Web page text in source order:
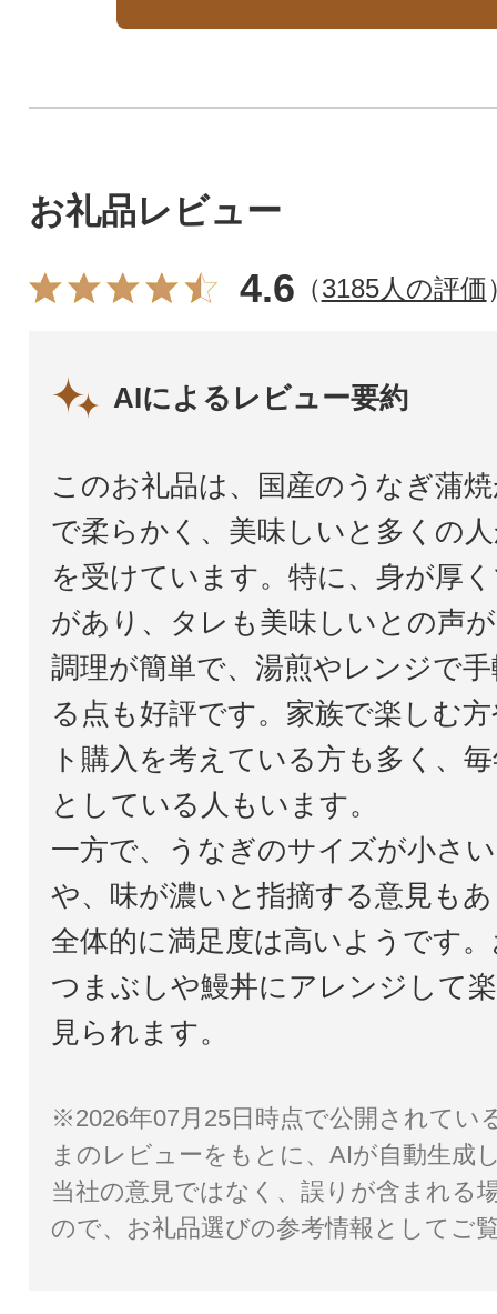
お礼品レビュー
4.6 （3185人の評価
AIによるレビュー要約
このお礼品は、国産のうなぎ蒲
で柔らかく、美味しいと多くの
を受けています。特に、身が厚
があり、タレも美味しいとの声
調理が簡単で、湯煎やレンジで
る点も好評です。家族で楽しむ
ト購入を考えている方も多く、
としている人もいます。
一方で、うなぎのサイズが小さ
や、味が濃いと指摘する意見も
全体的に満足度は高いようです
つまぶしや鰻丼にアレンジして
見られます。
※2026年07月25日時点で公開されてい
まのレビューをもとに、AIが自動生成
当社の意見ではなく、誤りが含まれる
ので、お礼品選びの参考情報としてご